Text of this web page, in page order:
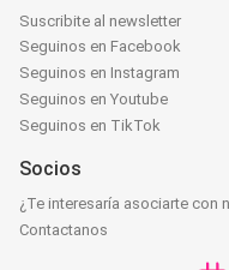
Suscribite al newsletter
Seguinos en Facebook
Seguinos en Instagram
Seguinos en Youtube
Seguinos en TikTok
Socios
¿Te interesaría asociarte con
Contactanos